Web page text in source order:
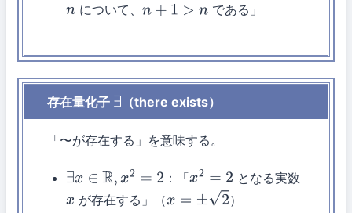
nについて、 n+1>n である」
存在量化子 ∃ （there exists）
「〜が存在する」を意味する。
∃x∈R x2=2 ：「x2 =2
となる実数
x が存在する」（x=±2 ）